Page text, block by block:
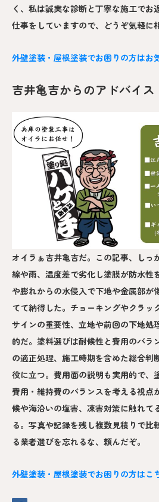
く、私は誠実な診断と丁寧な施工でお
仕事をしていますので、どうぞ気軽に
外壁塗装・屋根塗装でお困りの方はお
吉井亀吉からのアドバイス
オイラぁ吉井亀吉だ。この記事、しっ
線や雨、温度差で劣化し塗膜が防水性
や膨れからの水侵入で下地や金属部が
てて納得した。チョーキングやクラッ
サインの重要性、立地や前回の下地処
的だ。塗料選びは耐候性と費用のバラ
の適正処理、施工時期を含めた総合判
役に立つ。費用面の説明も実用的で、
費用・維持費のバランスを考える視点
候や海沿いの塩害、凍害対策に触れて
る。写真や記録を残し複数見積りで比
る業者選びを忘れるな、頼んだぞ。
外壁塗装・屋根塗装でお困りの方はこ